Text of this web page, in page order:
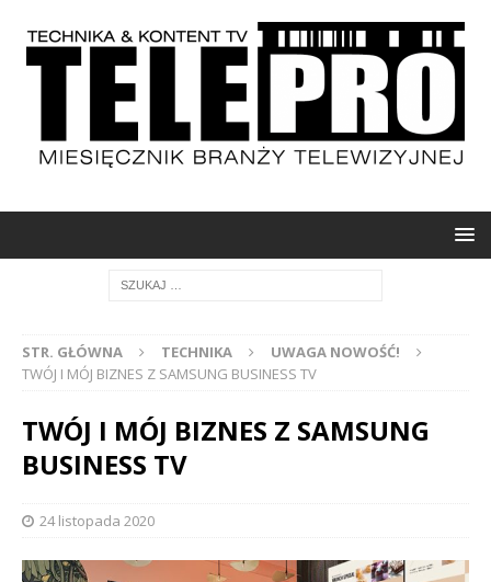
STR. GŁÓWNA TECHNIKA
UWAGA NOWOŚĆ!
TWÓJ I MÓJ BIZNES Z SAMSUNG BUSINESS TV
TWÓJ I MÓJ BIZNES Z SAMSUNG
BUSINESS TV
24 listopada 2020